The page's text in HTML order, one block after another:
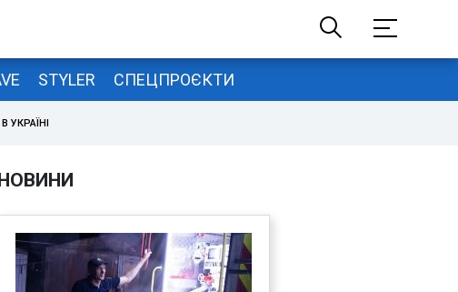
STYLER СПЕЦПРОЄКТИ
УКРАЇНІ